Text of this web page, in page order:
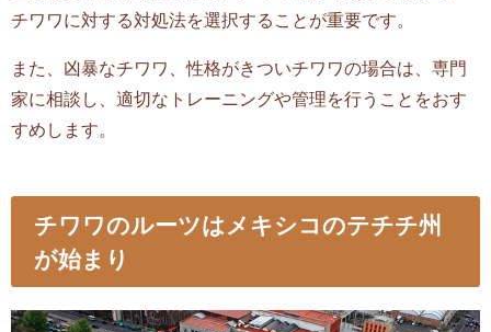
チワワに対する対処法を選択することが重要です。
また、凶暴なチワワ、性格がきついチワワの場合は、専門
家に相談し、適切なトレーニングや管理を行うことをおす
すめします。
チワワのルーツはメキシコのテチチ州
が始まり